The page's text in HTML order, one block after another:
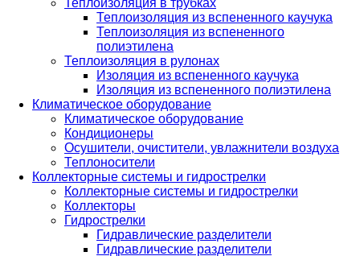
Теплоизоляция в трубках
Теплоизоляция из вспененного каучука
Теплоизоляция из вспененного
полиэтилена
Теплоизоляция в рулонах
Изоляция из вспененного каучука
Изоляция из вспененного полиэтилена
Климатическое оборудование
Климатическое оборудование
Кондиционеры
Осушители, очистители, увлажнители воздуха
Теплоносители
Коллекторные системы и гидрострелки
Коллекторные системы и гидрострелки
Коллекторы
Гидрострелки
Гидравлические разделители
Гидравлические разделители